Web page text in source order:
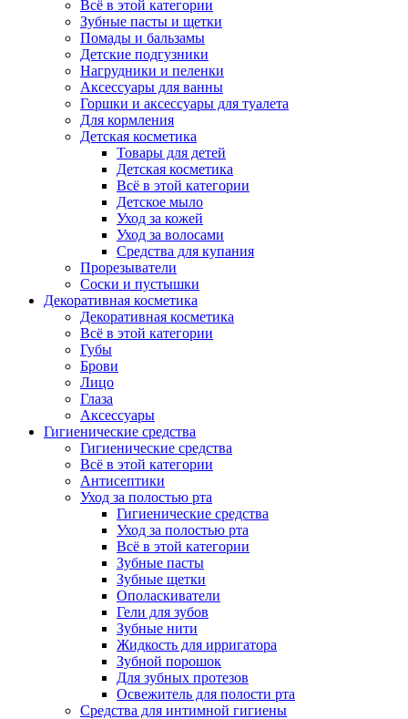
Всё в этой категории
Зубные пасты и щетки
Помады и бальзамы
Детские подгузники
Нагрудники и пеленки
Аксессуары для ванны
Горшки и аксессуары для туалета
Для кормления
Детская косметика
Товары для детей
Детская косметика
Всё в этой категории
Детское мыло
Уход за кожей
Уход за волосами
Средства для купания
Прорезыватели
Соски и пустышки
Декоративная косметика
Декоративная косметика
Всё в этой категории
Губы
Брови
Лицо
Глаза
Аксессуары
Гигиенические средства
Гигиенические средства
Всё в этой категории
Антисептики
Уход за полостью рта
Гигиенические средства
Уход за полостью рта
Всё в этой категории
Зубные пасты
Зубные щетки
Ополаскиватели
Гели для зубов
Зубные нити
Жидкость для ирригатора
Зубной порошок
Для зубных протезов
Освежитель для полости рта
Средства для интимной гигиены